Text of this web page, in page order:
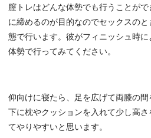
膣トレはどんな体勢でも行うことが
に締めるのが目的なのでセックスの
態で行います。彼がフィニッシュ時
体勢で行ってみてください。
仰向けに寝たら、足を広げて両膝の
下に枕やクッションを入れて少し高
てやりやすいと思います。